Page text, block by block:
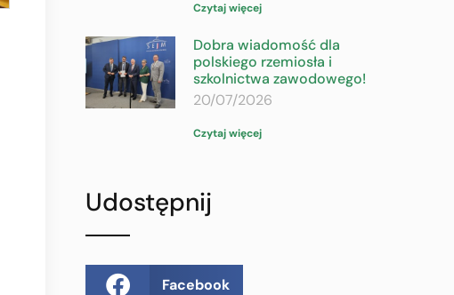
Czytaj więcej
Dobra wiadomość dla
polskiego rzemiosła i
szkolnictwa zawodowego!
20/07/2026
Czytaj więcej
Udostępnij
Facebook